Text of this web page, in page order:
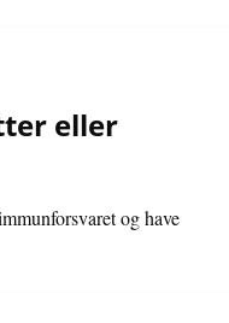
eller
og have